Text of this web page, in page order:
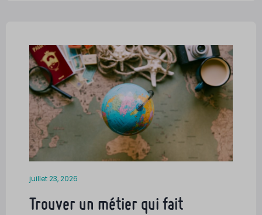
juillet 23, 2026
Trouver un métier qui fait